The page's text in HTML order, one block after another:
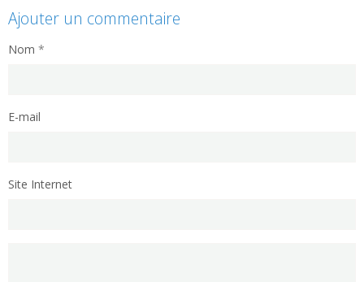
Ajouter un commentaire
Nom
E-mail
Site Internet